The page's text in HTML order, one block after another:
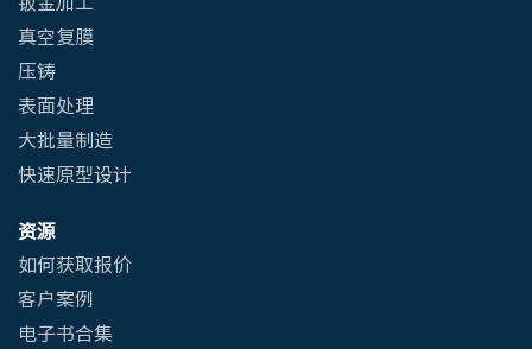
真空复膜
压铸
表面处理
大批量制造
快速原型设计
资源
如何获取报价
客户案例
电子书合集